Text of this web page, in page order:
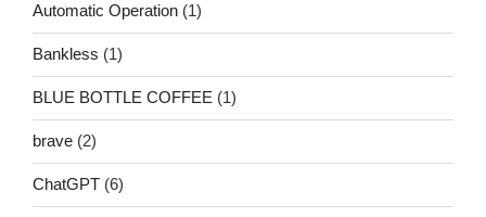
Automatic Operation (1)
Bankless (1)
BLUE BOTTLE COFFEE (1)
brave (2)
ChatGPT (6)